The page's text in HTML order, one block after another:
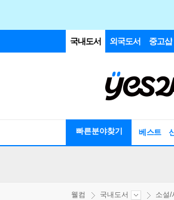
국내도서 외국도서 중고샵
빠른분야찾기 베스트
웰컴 국내도서 소설/